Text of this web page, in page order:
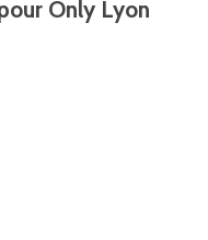
Only Lyon